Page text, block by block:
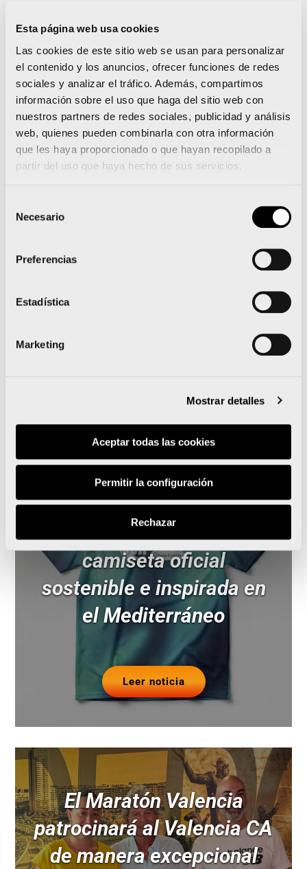
Esta página web usa cookies
Las cookies de este sitio web se usan para personalizar
el contenido y los anuncios, ofrecer funciones de redes
sociales y analizar el tráfico. Además, compartimos
información sobre el uso que haga del sitio web con
nuestros partners de redes sociales, publicidad y análisis
web, quienes pueden combinarla con otra información
que les haya proporcionado o que hayan recopilado a
partir del uso que haya hecho de sus servicios.
Necesario
Preferencias
Estadística
Marketing
Mostrar detalles
Aceptar todas las cookies
Permitir la configuración
Rechazar
metros marcará elcorte de las calles y avenidas
por las que discurre, con estas previsiones por
parte de la carrera para tener en cuenta para la
circulación y paso.
Previsión de paso corredores y apertura de
calles
sus 500 kilómetros en 50 horas
10.200 corredores inundan las calles de la ciudad
en la 15K Nocturna
Noticias relacionadas
La 15K Nocturna Valencia
Gana Energía presenta su
camiseta oficial
sostenible e inspirada en
el Mediterráneo
Leer noticia
El Maratón Valencia
patrocinará al Valencia CA
de manera excepcional